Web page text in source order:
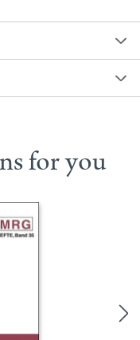
for you